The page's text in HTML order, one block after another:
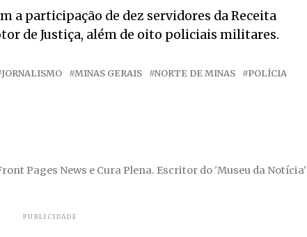
a participação de dez servidores da Receita
de Justiça, além de oito policiais militares.
JORNALISMO MINAS GERAIS NORTE DE MINAS
POLÍCIA
Pages News e Cura Plena. Escritor do 'Museu da Notícia'
PUBLICIDADE